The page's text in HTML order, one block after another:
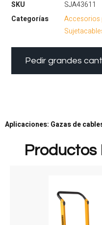
SKU
SJA43611
Categorías
Accesorios
Pedir grandes
Aplicaciones: Gazas de
Productos